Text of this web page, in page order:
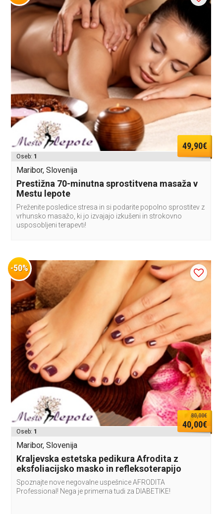
49,90€
Oseb: 1
Maribor, Slovenija
Prestižna 70-minutna sprostitvena masaža v
Mestu lepote
Preženite posledice stresa in si podarite popolno sprostitev z
vrhunsko masažo, ki jo izvajajo izkušeni in strokovno
usposobljeni terapevti!
-50%
80,00€
40,00€
Oseb: 1
Maribor, Slovenija
Kraljevska estetska pedikura Afrodita z
eksfoliacijsko masko in refleksoterapijo
Spoznajte nove negovalne uspešnice AFRODITA
Professional! Nega je primerna tudi za DIABETIKE!